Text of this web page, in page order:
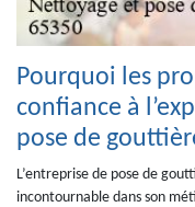
Pourquoi les
confiance à
pose de
L’entreprise de pose de
incontournable dans son